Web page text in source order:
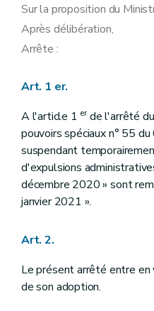
Sur la proposition du
Après délibération,
Arrête :
Art. 1 er.
A l'article 1 erde l'arrêté
pouvoirs spéciaux n° 55
suspendant
d'expulsions
décembre 2020 » sont
janvier 2021 ».
Art. 2.
Le présent arrêté entre en
de son adoption.